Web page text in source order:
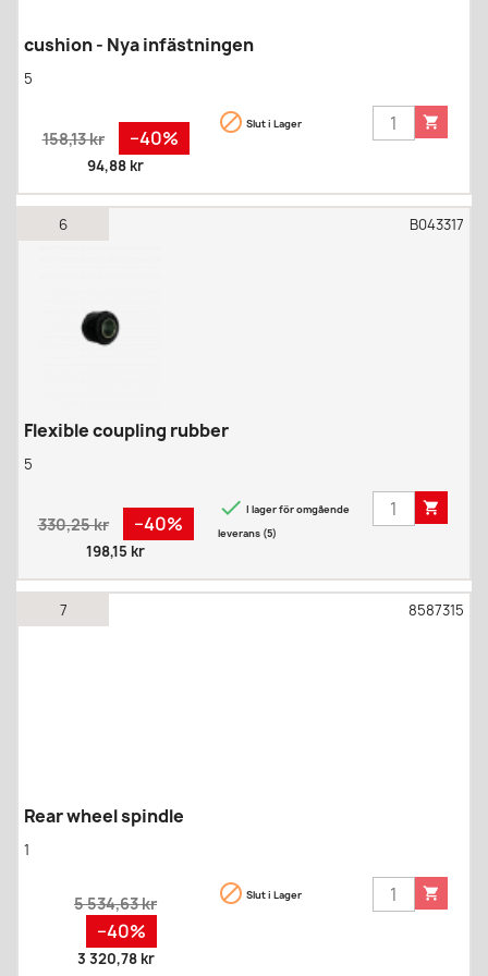
cushion - Nya infästningen
5
Regular
price
158,13 kr −40%
94,88 kr
 Slut i Lager 
6 B043317
Flexible coupling rubber
5
Regular
price
330,25 kr −40%
198,15 kr
 I lager för omgående
leverans (5)

7 8587315
Rear wheel spindle
1
Regular
price
5 534,63 kr
−40%
3 320,78 kr
 Slut i Lager 